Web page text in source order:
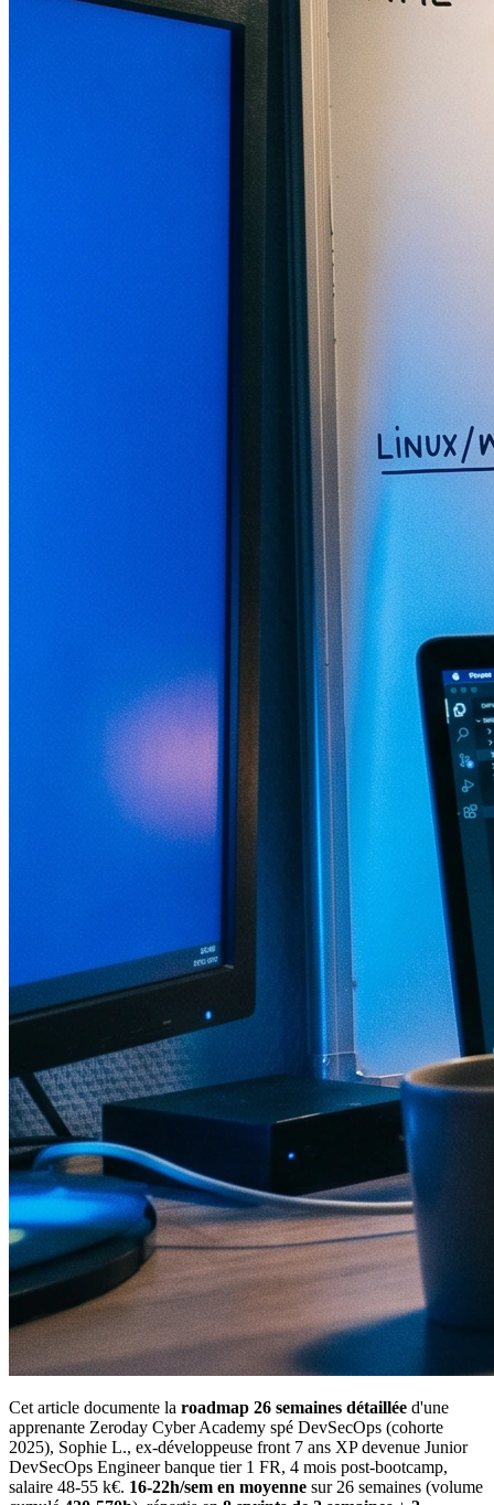
Cet article documente la roadmap 26 semaines détaillée d'une
apprenante Zeroday Cyber Academy spé DevSecOps (cohorte
2025), Sophie L., ex-développeuse front 7 ans XP devenue Junior
DevSecOps Engineer banque tier 1 FR, 4 mois post-bootcamp,
salaire 48-55 k€. 16-22h/sem en moyenne sur 26 semaines (volume